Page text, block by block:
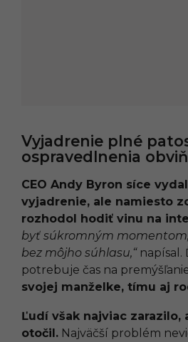
Vyjadrenie plné
ospravedlnenia
CEO Andy Byron síce
vyjadrenie, ale namiesto
rozhodol hodiť vinu na
byť súkromným
bez môjho súhlasu,“ napísal.
potrebuje čas na
svojej manželke, tímu aj
Ľudí však najviac zarazilo,
otočil. Najväčší problém